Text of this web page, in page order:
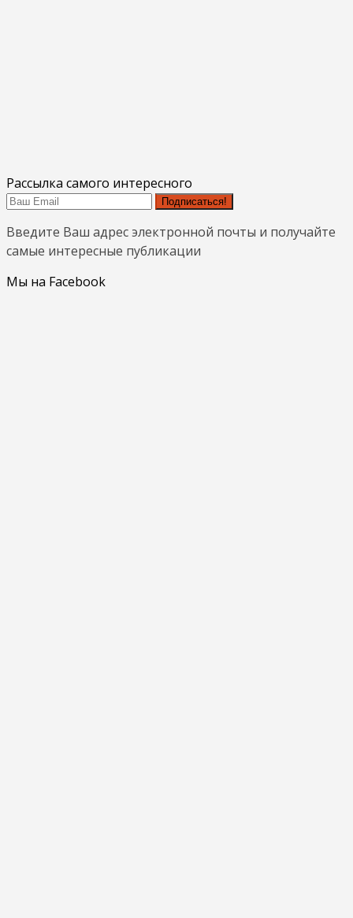
Рассылка самого интересного
Подписаться!
Введите Ваш адрес электронной почты и получайте
самые интересные публикации
Мы на Facebook